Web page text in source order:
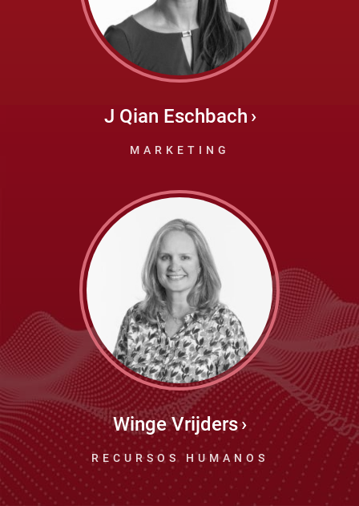
J Qian Eschbach
MARKETING
Winge Vrijders
RECURSOS HUMANOS